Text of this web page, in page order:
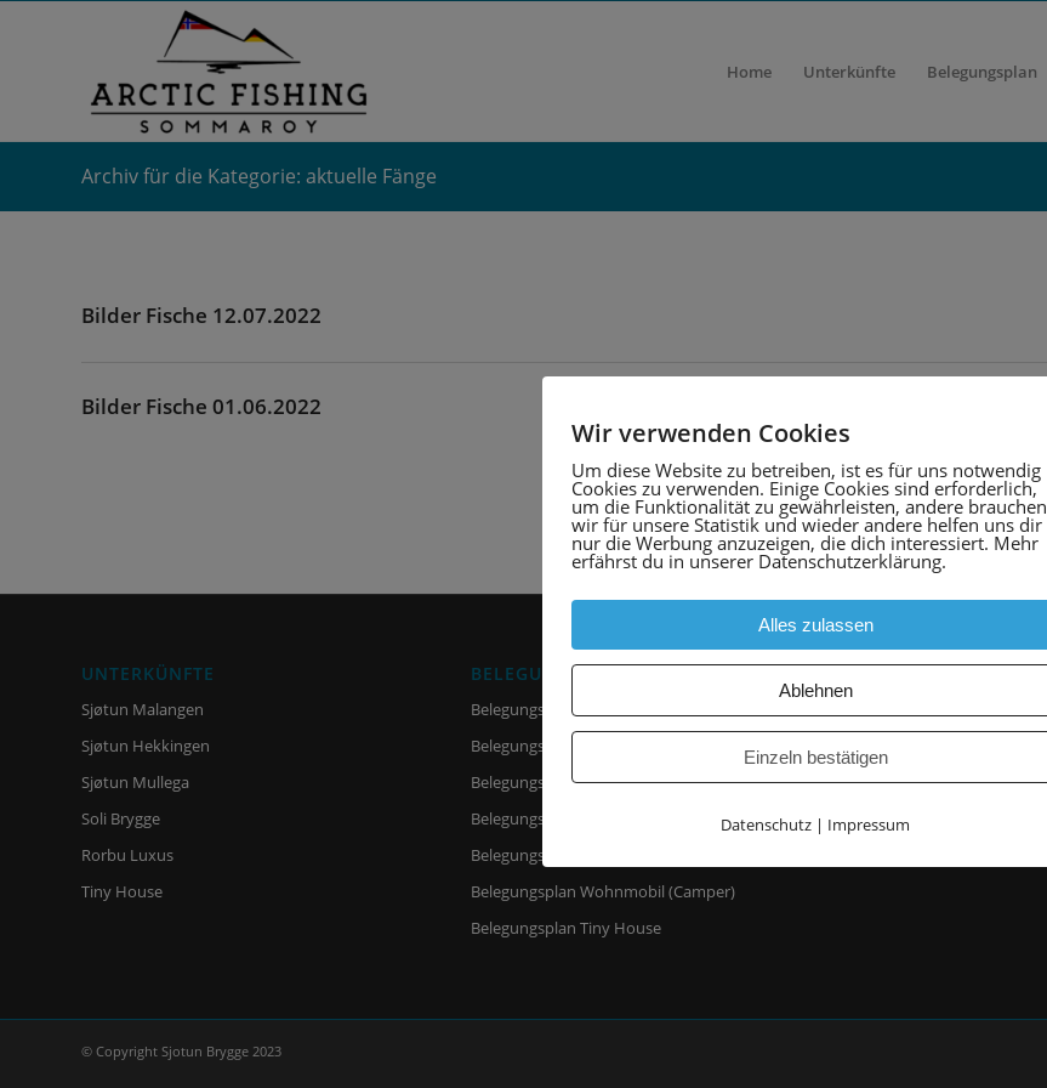
Home Unterkünfte Belegungsplan
Archiv für die Kategorie: aktuelle Fänge
Bilder Fische 12.07.2022
Bilder Fische 01.06.2022
UNTERKÜNFTE
Sjøtun Malangen
Sjøtun Hekkingen
Sjøtun Mullega
Soli Brygge
Rorbu Luxus
Tiny House
BELEGUNGSPLÄNE
Belegungsplan Sjøtun Mullega
Belegungsplan Sjøtun Malangen
Belegungsplan Sjøtun Hekkingen
Belegungsplan Soli Brygge
Belegungsplan Rorbu Luxus
Belegungsplan Wohnmobil (Camper)
Belegungsplan Tiny House
© Copyright Sjotun Brygge 2023
Wir verwenden Cookies
Um diese Website zu betreiben, ist es für uns notwendig
Cookies zu verwenden. Einige Cookies sind erforderlich,
um die Funktionalität zu gewährleisten, andere brauchen
wir für unsere Statistik und wieder andere helfen uns dir
nur die Werbung anzuzeigen, die dich interessiert. Mehr
erfährst du in unserer Datenschutzerklärung.
Alles zulassen
Ablehnen
Einzeln bestätigen
Datenschutz | Impressum